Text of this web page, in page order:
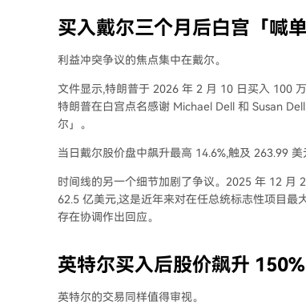
买入戴尔三个月后白宫「喊
利益冲突争议的焦点集中在戴尔。
文件显示,特朗普于 2026 年 2 月 10 日买入 100
特朗普在白宫点名感谢 Michael Dell 和 Susan
尔」。
当日戴尔股价盘中飙升最高 14.6%,触及 263.99
时间线的另一个细节加剧了争议。2025 年 12 月
62.5 亿美元,这是近年来对在任总统标志性项目最
存在协调作出回应。
英特尔买入后股价飙升
英特尔的交易同样值得审视。